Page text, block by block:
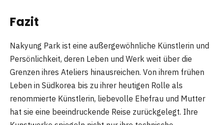
Fazit
Nakyung Park ist eine außergewöhnliche Künstlerin und
Persönlichkeit, deren Leben und Werk weit über die
Grenzen ihres Ateliers hinausreichen. Von ihrem frühen
Leben in Südkorea bis zu ihrer heutigen Rolle als
renommierte Künstlerin, liebevolle Ehefrau und Mutter
hat sie eine beeindruckende Reise zurückgelegt. Ihre